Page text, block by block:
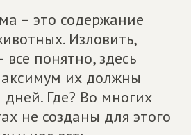
– это содержание
Изловить,
все понятно, здесь
их должны
Где? Во многих
не созданы для этого